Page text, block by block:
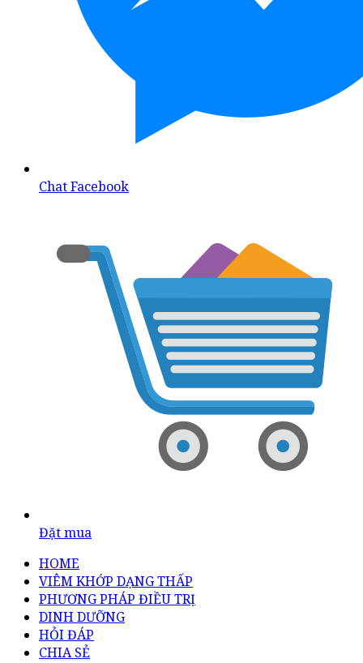
Chat Facebook
Đặt mua
HOME
VIÊM KHỚP DẠNG THẤP
PHƯƠNG PHÁP ĐIỀU TRỊ
DINH DƯỠNG
HỎI ĐÁP
CHIA SẺ